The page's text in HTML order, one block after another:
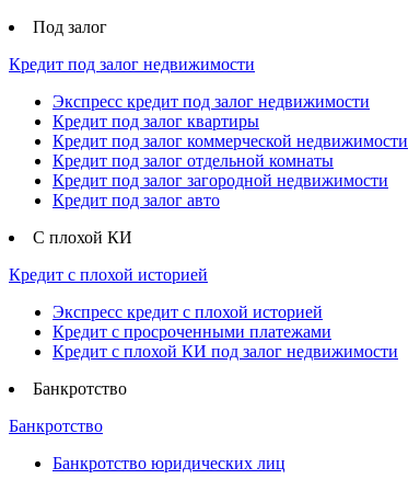
Под залог
Кредит под залог недвижимости
Экспресс кредит под залог недвижимости
Кредит под залог квартиры
Кредит под залог коммерческой недвижимости
Кредит под залог отдельной комнаты
Кредит под залог загородной недвижимости
Кредит под залог авто
С плохой КИ
Кредит с плохой историей
Экспресс кредит с плохой историей
Кредит с просроченными платежами
Кредит с плохой КИ под залог недвижимости
Банкротство
Банкротство
Банкротство юридических лиц